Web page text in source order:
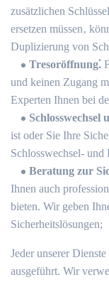
zusätzlichen
ersetzen müssen‚
Duplizierung von
Tresoröffnung⁚
und keinen Zugang
Experten Ihnen bei
Schlosswechsel
ist oder Sie Ihre
Schlosswechsel- und
Beratung zur
Ihnen auch
bieten.​ Wir geben
Sicherheitslösungen;
Jeder unserer
ausgeführt.​ Wir